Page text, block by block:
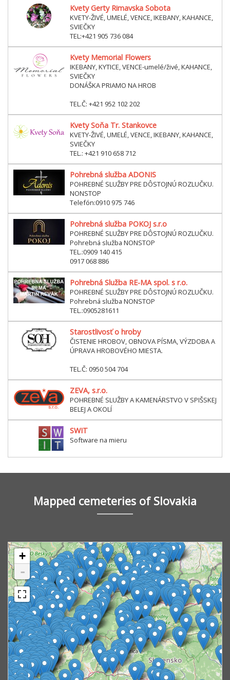
Kvety Gerty Rimavska Sobota
KVETY-ŽIVÉ, UMELÉ, VENCE, IKEBANY, KAHANCE,
SVIEČKY
TEL:+421 905 736 084
Kvety Memorial Flowers
IKEBANY, KYTICE, VENCE-umelé/živé, KAHANCE,
SVIEČKY
DONÁŠKA PRIAMO NA HROB
TEL.Č: +421 952 102 202
Kvety Soňa Tr. Stankovce
KVETY-ŽIVÉ, UMELÉ, VENCE, IKEBANY, KAHANCE,
SVIEČKY
TEL.: +421 910 658 712
Pohrebná služba ADONIS
POHREBNÉ SLUŽBY PRE DÔSTOJNÚ ROZLUČKU.
NONSTOP
Telefón:0910 975 746
Pohrebná služba POKOJ s.r.o
POHREBNÉ SLUŽBY PRE DÔSTOJNÚ ROZLUČKU.
Pohrebná služba NONSTOP
TEL.:0909 140 415
0917 068 886
Pohrebná Služba RE-MA spol. s r.o.
POHREBNÉ SLUŽBY PRE DÔSTOJNÚ ROZLUČKU.
Pohrebná služba NONSTOP
TEL.:0905281611
Starostlivosť o hroby
ČISTENIE HROBOV, OBNOVA PÍSMA, VÝZDOBA A
ÚPRAVA HROBOVÉHO MIESTA.
TEL.Č: 0950 504 704
ZEVA, s.r.o.
POHREBNÉ SLUŽBY A KAMENÁRSTVO V SPIŠSKEJ
BELEJ A OKOLÍ
SWIT
Software na mieru
Mapped cemeteries of Slovakia
+
-